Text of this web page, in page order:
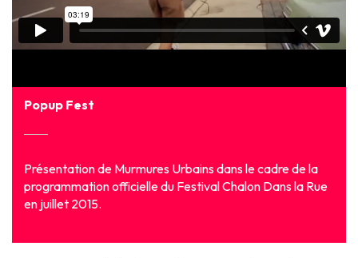
Popup Fest
Présentation de Murmures Urbains dans le cadre de la
programmation officielle du Festival Chalon Dans la Rue
en juillet 2015.